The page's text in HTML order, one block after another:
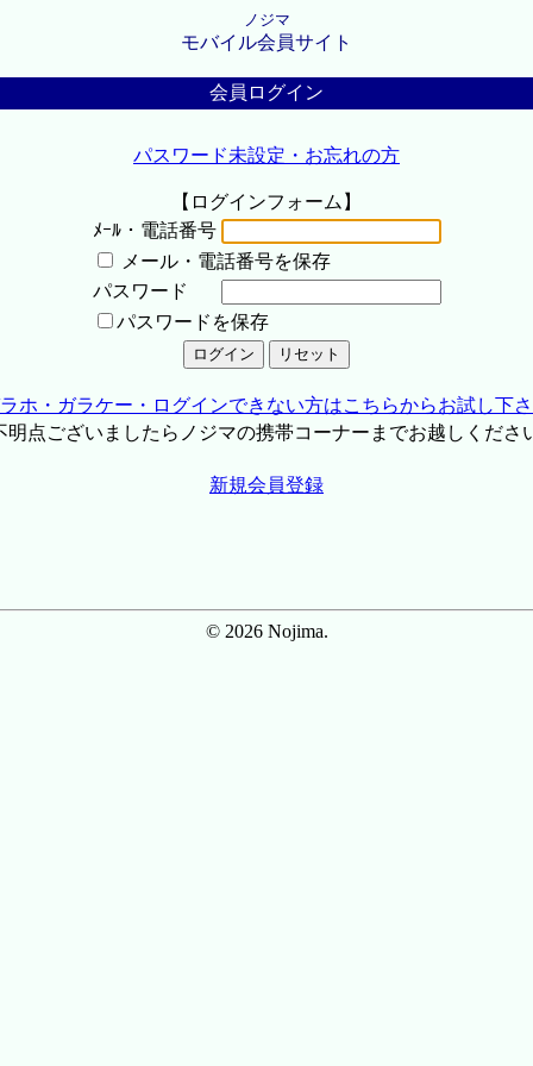
ノジマ
モバイル会員サイト
会員ログイン
パスワード未設定・お忘れの方
【ログインフォーム】
ﾒｰﾙ・電話番号
メール・電話番号を保存
パスワード
パスワードを保存
ホ・ガラケー・ログインできない方はこちらからお試し下
点ございましたらノジマの携帯コーナーまでお越しくださ
新規会員登録
© 2026 Nojima.